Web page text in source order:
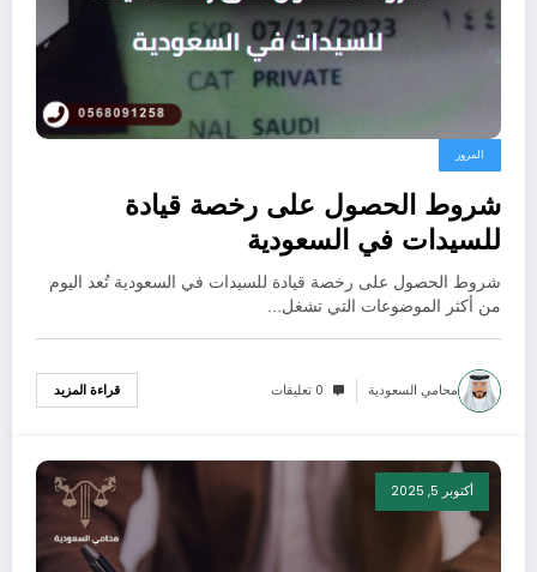
المرور
شروط الحصول على رخصة قيادة
للسيدات في السعودية
شروط الحصول على رخصة قيادة للسيدات في السعودية تُعد اليوم
من أكثر الموضوعات التي تشغل…
محامي السعودية 0 تعليقات قراءة المزيد
أكتوبر 5, 2025